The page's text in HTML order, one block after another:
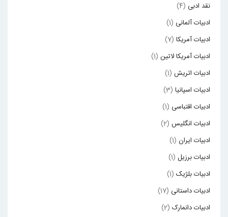
نقد ادبی (4)
ادبیات آلمانی (1)
ادبیات آمریکا (7)
ادبیات آمریکا لاتین (1)
ادبیات اتریش (1)
ادبیات اسپانیا (3)
ادبیات اقتباسی (1)
ادبیات انگلیس (2)
ادبیات ایران (1)
ادبیات برزیل (1)
ادبیات بلژیک (1)
ادبیات داستانی (17)
ادبیات دانمارک (2)